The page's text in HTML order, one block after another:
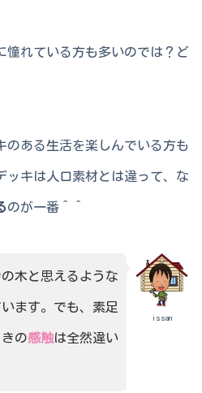
憧れている方も多いのでは？ど
のある生活を楽しんでいる方も
ッキは人口素材とは違って、な
のが一番＾＾
issan
木と思えるような
ます。でも、素足
の感触は全然違い